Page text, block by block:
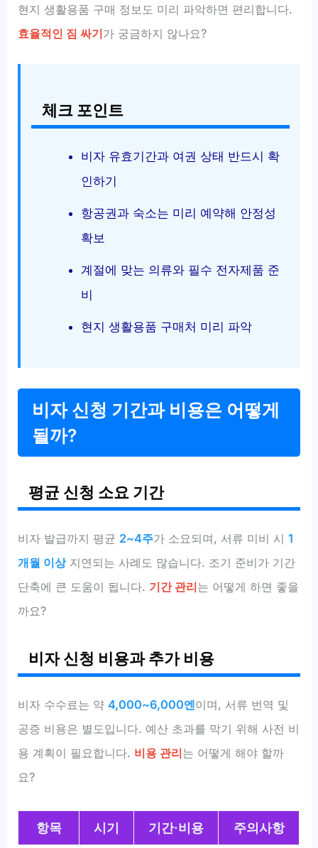
현지 생활용품 구매 정보도 미리 파악하면 편리합니다.
효율적인 짐 싸기가 궁금하지 않나요?
체크 포인트
비자 유효기간과 여권 상태 반드시 확
인하기
항공권과 숙소는 미리 예약해 안정성
확보
계절에 맞는 의류와 필수 전자제품 준
비
현지 생활용품 구매처 미리 파악
비자 신청 기간과 비용은 어떻게
될까?
평균 신청 소요 기간
비자 발급까지 평균 2~4주가 소요되며, 서류 미비 시1
개월 이상지연되는 사례도 많습니다. 조기 준비가 기간
단축에 큰 도움이 됩니다. 기간 관리는 어떻게 하면 좋을
까요?
비자 신청 비용과 추가 비용
비자 수수료는 약4,000~6,000엔이며, 서류 번역 및
공증 비용은 별도입니다. 예산 초과를 막기 위해 사전 비
용 계획이 필요합니다. 비용 관리는 어떻게 해야 할까
요?
항목 시기 기간·비용 주의사항